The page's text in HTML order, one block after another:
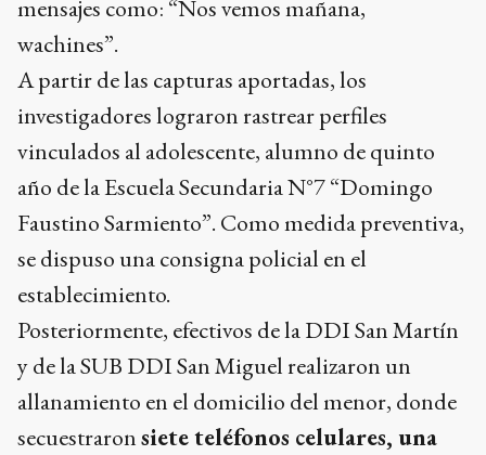
mensajes como: “Nos vemos mañana,
wachines”.
A partir de las capturas aportadas, los
investigadores lograron rastrear perfiles
vinculados al adolescente, alumno de quinto
año de la Escuela Secundaria N°7 “Domingo
Faustino Sarmiento”. Como medida preventiva,
se dispuso una consigna policial en el
establecimiento.
Posteriormente, efectivos de la DDI San Martín
y de la SUB DDI San Miguel realizaron un
allanamiento en el domicilio del menor, donde
secuestraronsiete teléfonos celulares, una